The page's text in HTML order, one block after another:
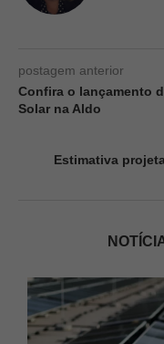
postagem anterior
Confira o lançamento
Solar na Aldo
Estimativa